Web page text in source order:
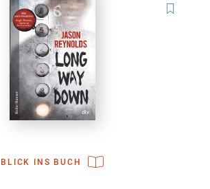
BLICK INS BUCH